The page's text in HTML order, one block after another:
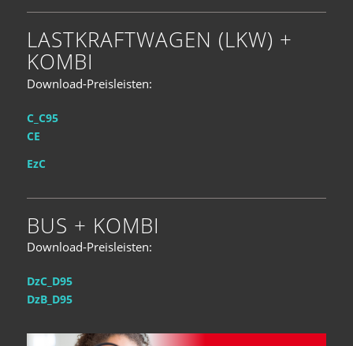
LASTKRAFTWAGEN (LKW) +
KOMBI
Download-Preisleisten:
C_C95
CE
EzC
BUS + KOMBI
Download-Preisleisten:
DzC_D95
DzB_D95